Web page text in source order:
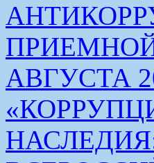
ПРИЕМНОЙ
АВГУСТА